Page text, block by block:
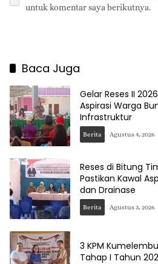
untuk komentar saya berikutnya.
Baca Juga
Gelar Reses II
Aspirasi Warga
Infrastruktur
Berita Agustus 4, 2026
Reses di Bitung
Pastikan Kawal
dan Drainase
Berita Agustus 3, 2026
3 KPM
Tahap I Tahun